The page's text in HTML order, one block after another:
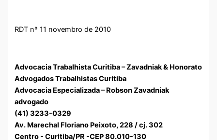
RDT nº 11 novembro de 2010
Advocacia Trabalhista Curitiba – Zavadniak & Honorato
Advogados Trabalhistas Curitiba
Advocacia Especializada – Robson Zavadniak
advogado
(41) 3233-0329
Av. Marechal Floriano Peixoto, 228 / cj. 302
Centro - Curitiba/PR -CEP 80.010-130